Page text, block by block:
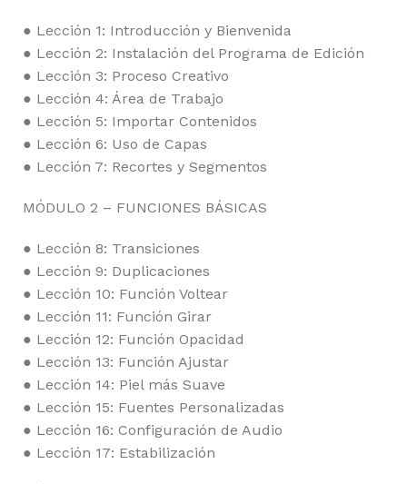
● Lección 1: Introducción y Bienvenida
● Lección 2: Instalación del Programa de Edición
● Lección 3: Proceso Creativo
● Lección 4: Área de Trabajo
● Lección 5: Importar Contenidos
● Lección 6: Uso de Capas
● Lección 7: Recortes y Segmentos
MÓDULO 2 – FUNCIONES BÁSICAS
● Lección 8: Transiciones
● Lección 9: Duplicaciones
● Lección 10: Función Voltear
● Lección 11: Función Girar
● Lección 12: Función Opacidad
● Lección 13: Función Ajustar
● Lección 14: Piel más Suave
● Lección 15: Fuentes Personalizadas
● Lección 16: Configuración de Audio
● Lección 17: Estabilización